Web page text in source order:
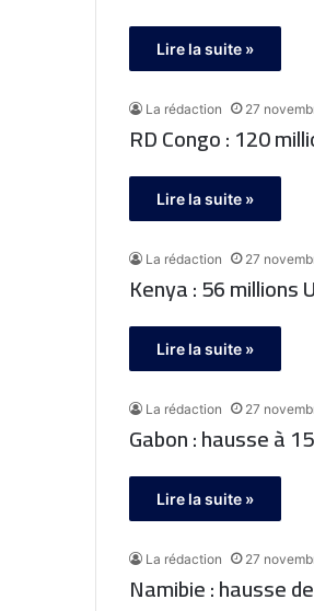
Lire la suite »
La rédaction 27
RD Congo : 120
Lire la suite »
La rédaction 27
Kenya : 56
Lire la suite »
La rédaction 27
Gabon : hausse à
Lire la suite »
La rédaction 27
Namibie : hausse